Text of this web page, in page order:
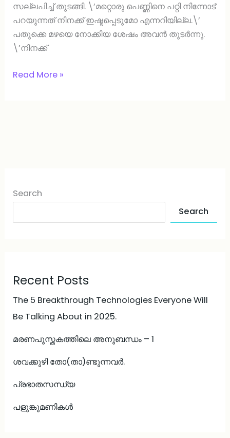
സല്ലപിച്ച് തുടങ്ങി. \’മറ്റൊരു പെണ്ണിനെ പറ്റി നിന്നോട്
പറയുന്നത് നിനക്ക് ഇഷ്ടപ്പെടുമോ എന്നറിയില്ല.\’
പതുക്കെ മഴയെ നോക്കിയ ശേഷം അവന്‍ തുടര്‍ന്നു.
\’നിനക്ക്
Read More »
Search
Search
Recent Posts
The 5 Breakthrough Technologies Everyone Will
Be Talking About in 2025.
മരണപുസ്തകത്തിലെ അനുബന്ധം – 1
ശവക്കുഴി തോ(താ)ണ്ടുന്നവർ.
പ്രഭാതസന്ധ്യ
പളുങ്കുമണികൾ